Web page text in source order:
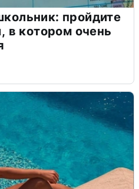
пройдите
в котором очень